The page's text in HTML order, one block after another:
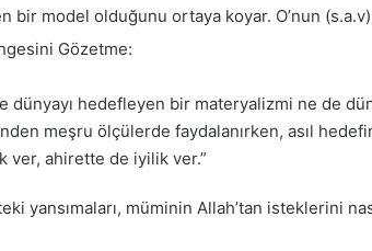
bir model olduğunu ortaya koyar. O’nun
Gözetme:
dünyayı hedefleyen bir materyalizmi ne de
meşru ölçülerde faydalanırken, asıl
ver, ahirette de iyilik ver.”
yansımaları, müminin Allah’tan isteklerini